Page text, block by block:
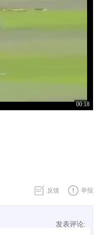
00:18
反馈 举报
发表评论: